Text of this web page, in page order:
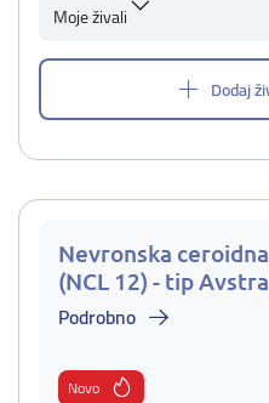
Moje živali
Dodaj
Nevronska
(NCL 12) - tip
Podrobno
Novo